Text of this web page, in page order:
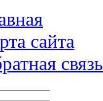
сайта
связь